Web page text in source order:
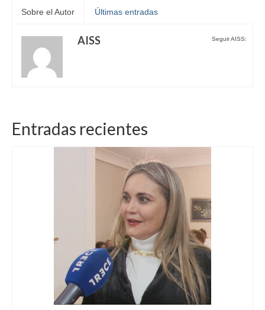
Sobre el Autor Últimas entradas
Seguir AISS:
AISS
Entradas recientes